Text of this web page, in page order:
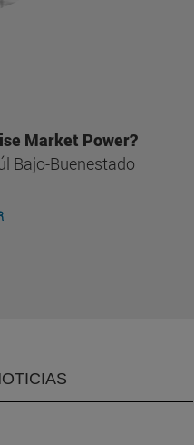
Market Power?
Bajo-Buenestado